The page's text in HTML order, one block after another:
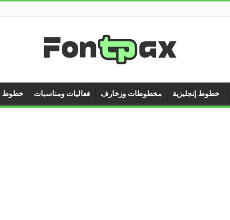
خطوط إنجليزية مخطوطات وزخارف فعاليات ومناسبات خطوط